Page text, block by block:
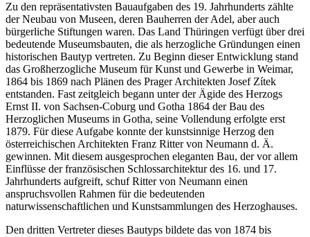
Zu den repräsentativsten Bauaufgaben des 19. Jahrhunderts zählte
der Neubau von Museen, deren Bauherren der Adel, aber auch
bürgerliche Stiftungen waren. Das Land Thüringen verfügt über drei
bedeutende Museumsbauten, die als herzogliche Gründungen einen
historischen Bautyp vertreten. Zu Beginn dieser Entwicklung stand
das Großherzogliche Museum für Kunst und Gewerbe in Weimar,
1864 bis 1869 nach Plänen des Prager Architekten Josef Zítek
entstanden. Fast zeitgleich begann unter der Ägide des Herzogs
Ernst II. von Sachsen-Coburg und Gotha 1864 der Bau des
Herzoglichen Museums in Gotha, seine Vollendung erfolgte erst
1879. Für diese Aufgabe konnte der kunstsinnige Herzog den
österreichischen Architekten Franz Ritter von Neumann d. Ä.
gewinnen. Mit diesem ausgesprochen eleganten Bau, der vor allem
Einflüsse der französischen Schlossarchitektur des 16. und 17.
Jahrhunderts aufgreift, schuf Ritter von Neumann einen
anspruchsvollen Rahmen für die bedeutenden
naturwissenschaftlichen und Kunstsammlungen des Herzoghauses.
Den dritten Vertreter dieses Bautyps bildete das von 1874 bis